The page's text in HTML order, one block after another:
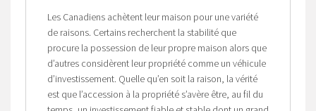
Les Canadiens achètent leur maison pour une variété
de raisons. Certains recherchent la stabilité que
procure la possession de leur propre maison alors que
d’autres considèrent leur propriété comme un véhicule
d’investissement. Quelle qu’en soit la raison, la vérité
est que l’accession à la propriété s’avère être, au fil du